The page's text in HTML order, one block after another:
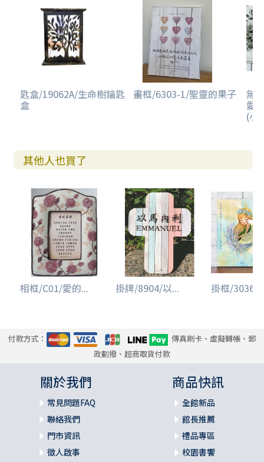
匙盒/19062A/生命樹鑰匙
盒
畫框/6303-1/聖靈的果子 無
愛
(小
其他人也買了
相框/C01/愛的... 掛牌/8904/以... 掛框/3036/
付款方式：
傳真刷卡、虛擬轉帳、郵
政劃撥、超商取貨付款
關於我們
常見問題FAQ
聯絡我們
門市資訊
徵人啟事
商品快訊
全館新品
館長推薦
禮品專區
校園書饗